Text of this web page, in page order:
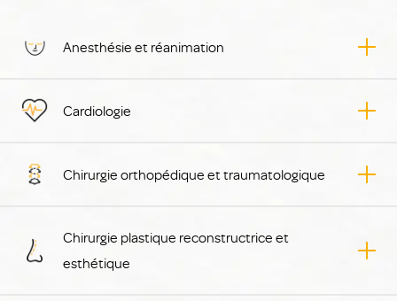
Anesthésie et réanimation
Cardiologie
Chirurgie orthopédique et traumatologique
Chirurgie plastique reconstructrice et
esthétique